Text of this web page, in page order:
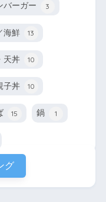
バーガー 3
海鮮 13
天丼 10
子丼 10
15 鍋 1
グ